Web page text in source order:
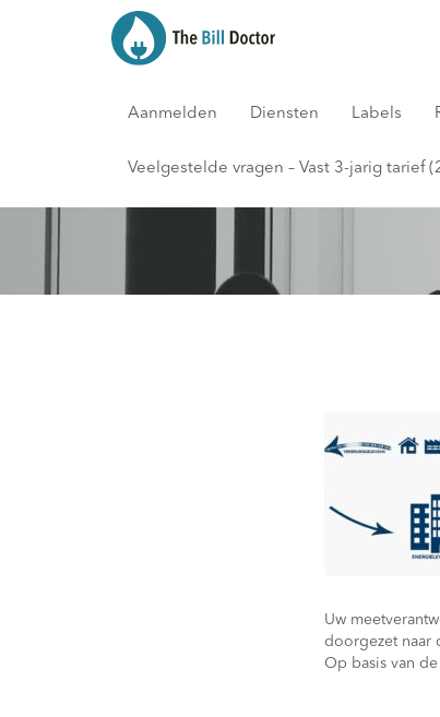
Aanmelden Diensten Labels
Veelgestelde vragen – Vast 3-jarig tarief
Blog
Uw
doorgezet naar
Op basis van